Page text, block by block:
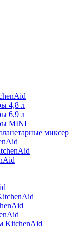
4,8 л
6,9 л
MINI
KitchenAid